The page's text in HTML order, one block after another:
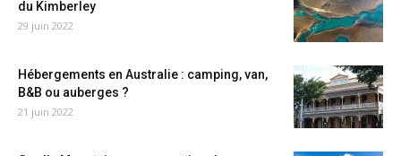
du Kimberley
29 juin 2022
Hébergements en Australie : camping, van,
B&B ou auberges ?
21 juin 2022